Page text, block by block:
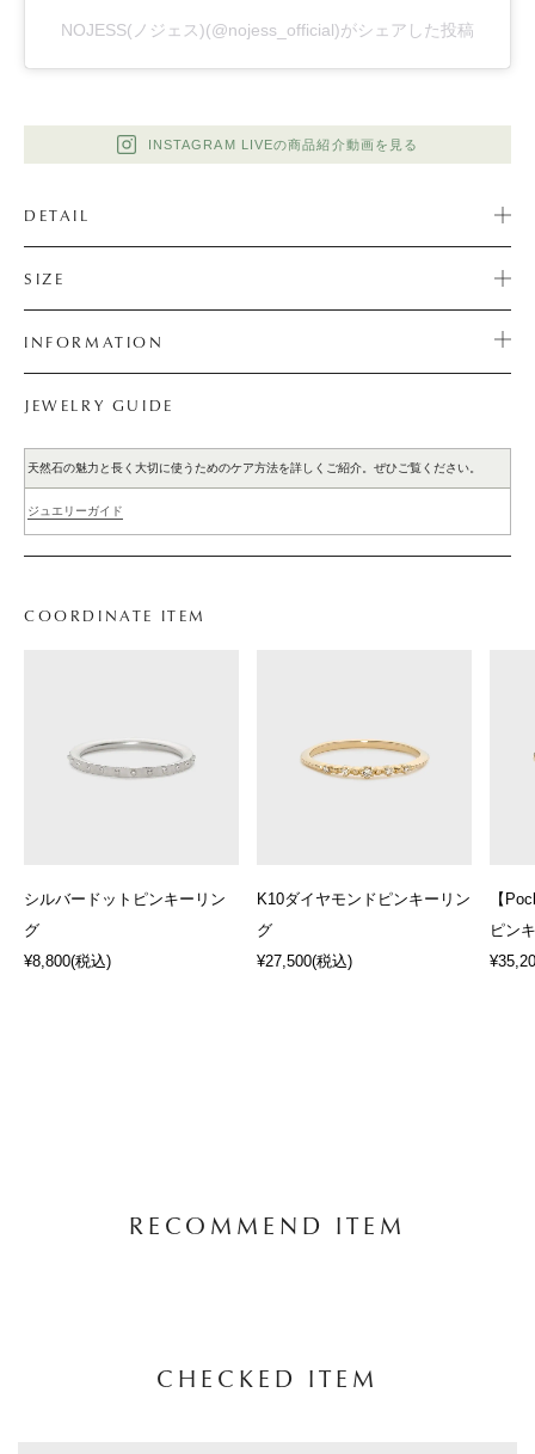
NOJESS(ノジェス)(@nojess_official)がシェアした投稿
INSTAGRAM LIVEの商品紹介動画を見る
DETAIL
SIZE
INFORMATION
JEWELRY GUIDE
天然石の魅力と長く大切に使うためのケア方法を詳しくご紹介。ぜひご覧ください。
ジュエリーガイド
COORDINATE ITEM
シルバードットピンキーリン
グ
¥8,800(税込)
K10ダイヤモンドピンキーリン
グ
¥27,500(税込)
【
ピン
RECOMMEND ITEM
CHECKED ITEM